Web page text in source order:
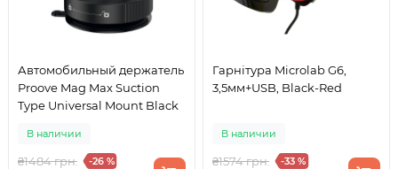
Автомобильный держатель
Proove Mag Max Suction
Type Universal Mount Black
В наличии
₴1484 грн. -26 %
Гарнітура Microlab G6,
3,5мм+USB, Black-Red
В наличии
₴1574 грн. -33 %